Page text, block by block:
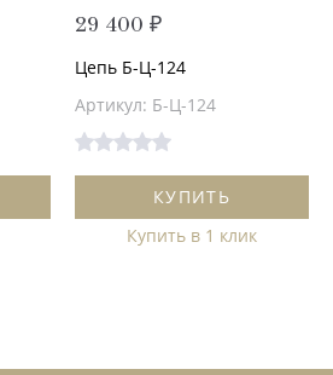
29 400 ₽
Цепь Б-Ц-124
Артикул: Б-Ц-124
КУПИТЬ
Купить в 1 клик